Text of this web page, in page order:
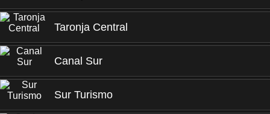
Taronja Central
Canal Sur
Sur Turismo